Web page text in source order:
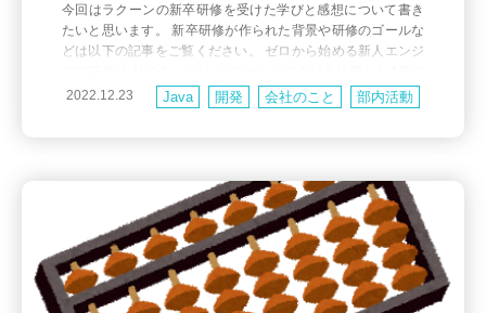
今回はラクーンの新卒研修を受けた学びと感想について書き
たいと思います。 新卒研修が作られた背景や研修のゴールな
どは以下の記事をご覧ください。 ゼロから始める新人エンジ
理由は、人が良かったからです。 ラクーンを知ったきっかけ
はエンジニア限定の逆求人イベントでした。 スライドを使っ
2022.12.23 開発 会社のこと 部内活動
Java